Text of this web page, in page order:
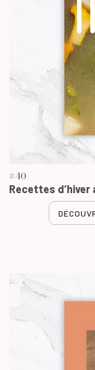
#40
Recettes